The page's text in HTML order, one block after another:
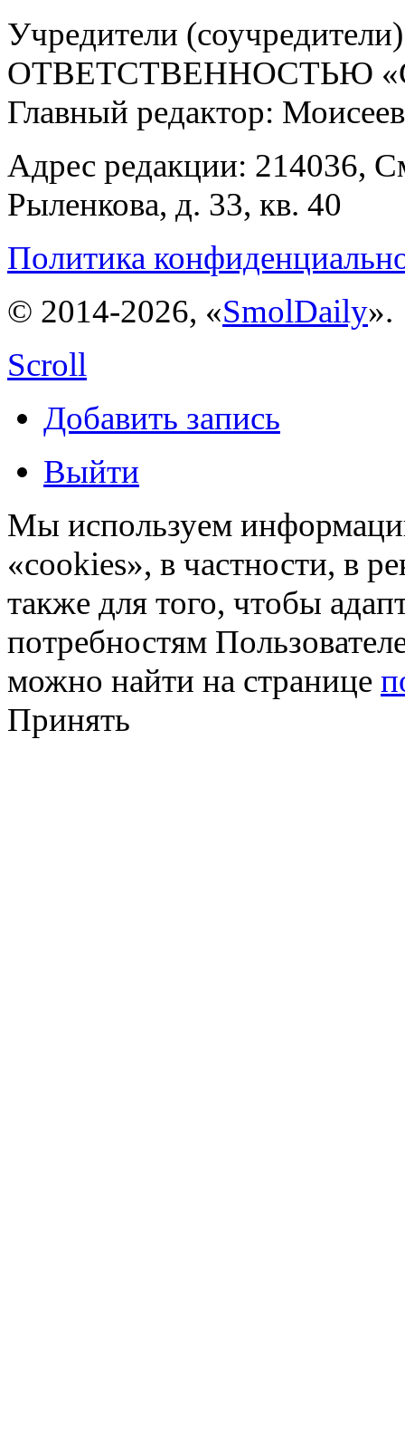
Учредители
ОТВЕТСТВЕННОСТЬЮ
Главный редактор:
Адрес редакции: 214036,
Рыленкова, д. 33, кв. 40
Политика
© 2014-2026, «SmolDaily».
Scroll
Добавить запись
Выйти
Мы используем
«cookies», в частности, в
также для того, чтобы
потребностям
можно найти на странице
Принять